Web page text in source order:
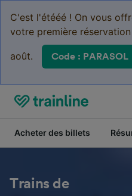
C'est l'étééé ! On vous
votre première
août. Code : PARASOL
Acheter des billets
Trains de